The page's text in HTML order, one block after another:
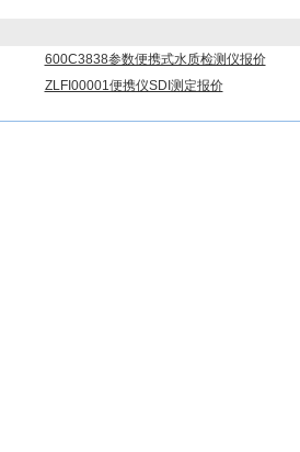
600C3838参数便携式水质检测仪报价
ZLFI00001便携仪SDI测定报价